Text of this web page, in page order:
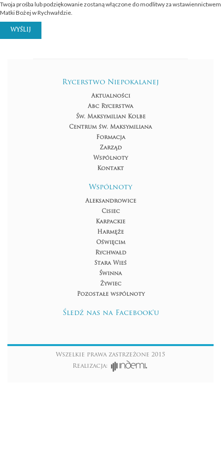
Twoja prośba lub podziękowanie zostaną włączone do modlitwy za wstawiennictwem
Matki Bożej w Rychwałdzie.
WYŚLIJ
Rycerstwo Niepokalanej
Aktualności
Abc Rycerstwa
Św. Maksymilian Kolbe
Centrum św. Maksymiliana
Formacja
Zarząd
Wspólnoty
Kontakt
Wspólnoty
Aleksandrowice
Cisiec
Karpackie
Harmęże
Oświęcim
Rychwałd
Stara Wieś
Świnna
Żywiec
Pozostałe wspólnoty
Śledź nas na Facebook'u
Wszelkie prawa zastrzeżone 2015
Realizacja: